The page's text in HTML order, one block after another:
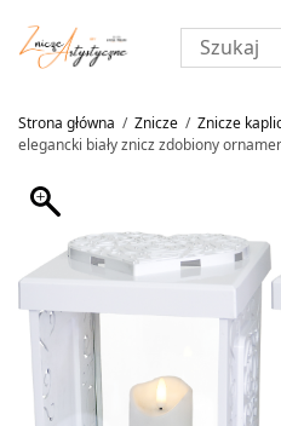
Strona główna / Znicze / Znicze
elegancki biały znicz zdobiony